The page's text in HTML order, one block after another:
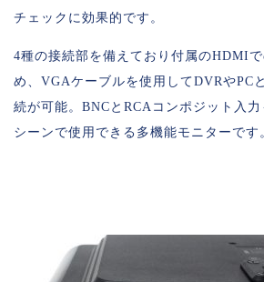
チェックに効果的です。
4種の接続部を備えており付属のHDMI
め、VGAケーブルを使用してDVRやPC
続が可能。BNCとRCAコンポジット入
シーンで使用できる多機能モニターです